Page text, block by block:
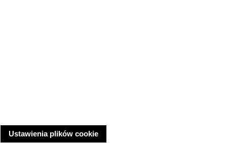
Ustawienia plików cookie